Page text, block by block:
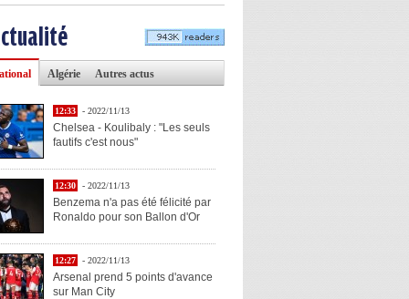
Algérie Autres actus
12:33 - 2022/11/13
Chelsea - Koulibaly : "Les seuls
fautifs c'est nous"
12:30 - 2022/11/13
Benzema n'a pas été félicité par
Ronaldo pour son Ballon d'Or
12:27 - 2022/11/13
Arsenal prend 5 points d'avance
sur Man City